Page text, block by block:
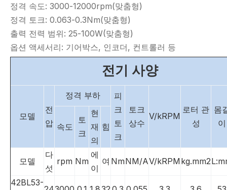
정격 속도: 3000-12000rpm(맞춤형)
정격 토크: 0.063-0.3Nm(맞춤형)
출력 전력 범위: 25-100W(맞춤형)
옵션 액세서리: 기어박스, 인코더, 컨트롤러 등
전기 사양
모델
전
압
정격 부하
피
크
토
크
토크
상수
V/kRPM
로터 관
성
몸
이
속도
토
크
현
재
의
힘
모델
다
섯
rpm Nm
에
이
여 NmNM/AV/kRPM kg.mm2
42BL53-